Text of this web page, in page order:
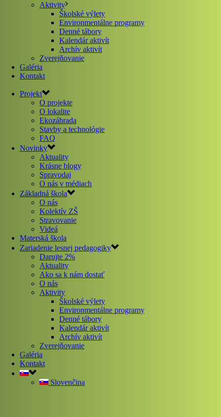
Aktivity
Školské výlety
Environmentálne programy
Denné tábory
Kalendár aktivít
Archív aktivít
Zverejňovanie
Galéria
Kontakt
Projekt
O projekte
O lokalite
Ekozáhrada
Stavby a technológie
FAQ
Novinky
Aktuality
Krásne blogy
Spravodaj
O nás v médiach
Základná škola
O nás
Kolektív ZŠ
Stravovanie
Videá
Materská škola
Zariadenie lesnej pedagogiky
Darujte 2%
Aktuality
Ako sa k nám dostať
O nás
Aktivity
Školské výlety
Environmentálne programy
Denné tábory
Kalendár aktivít
Archív aktivít
Zverejňovanie
Galéria
Kontakt
Slovenčina